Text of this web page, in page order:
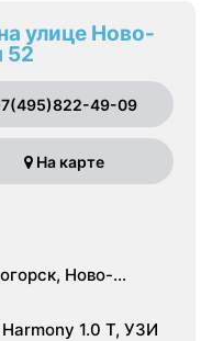
улице Ново-
52
49-09
На карте
Ново-
1.0 Т, УЗИ